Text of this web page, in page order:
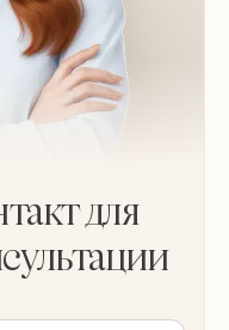
для